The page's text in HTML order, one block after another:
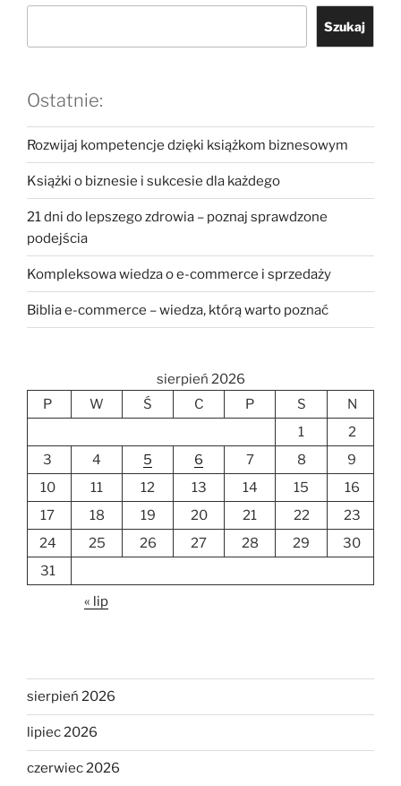
Szukaj
Ostatnie:
Rozwijaj kompetencje dzięki książkom biznesowym
Książki o biznesie i sukcesie dla każdego
21 dni do lepszego zdrowia – poznaj sprawdzone
podejścia
Kompleksowa wiedza o e-commerce i sprzedaży
Biblia e-commerce – wiedza, którą warto poznać
sierpień 2026
P
W Ś C P S
N
1
2
3
4 5 6 7 8
9
10
11 12 13 14 15
16
17
18 19 20 21 22
23
24
25 26 27 28 29
30
31
« lip
sierpień 2026
lipiec 2026
czerwiec 2026